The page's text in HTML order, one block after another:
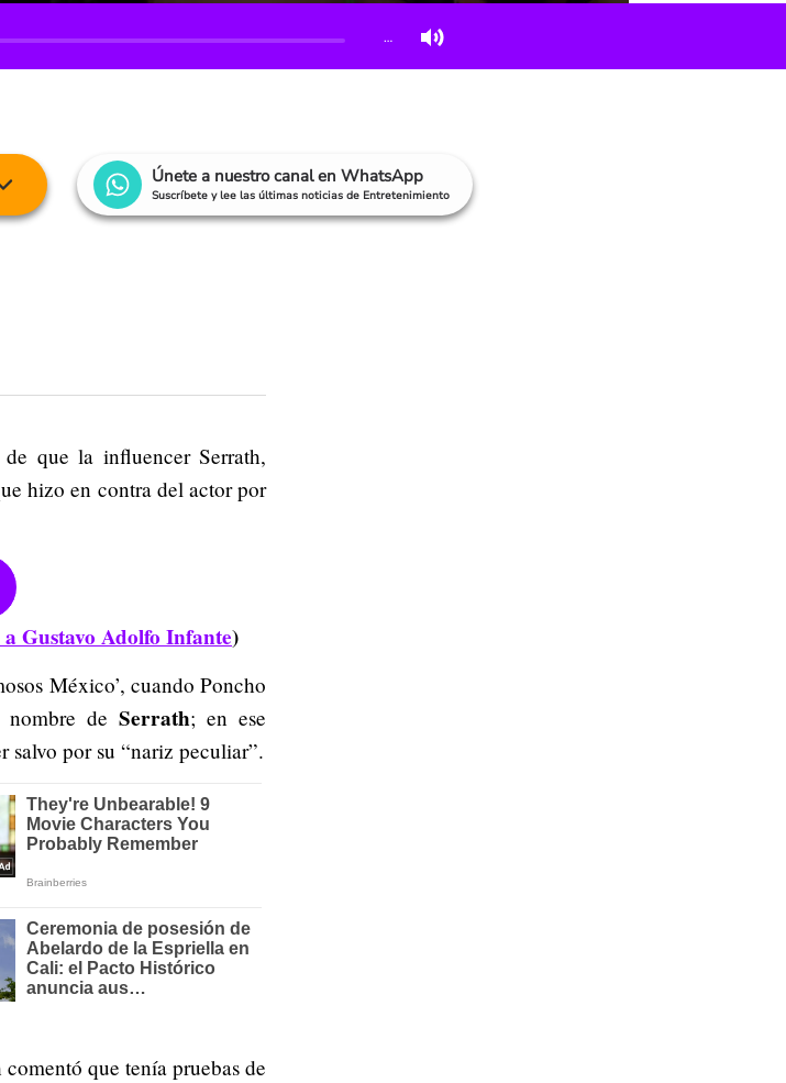
…
Únete a nuestro canal en WhatsApp
Suscríbete y lee las últimas noticias de Entretenimiento
que la influencer Serrath,
hizo en contra del actor por
Gustavo Adolfo Infante)
México’, cuando Poncho
deSerrath; en ese
salvo por su “nariz peculiar”.
que tenía pruebas de